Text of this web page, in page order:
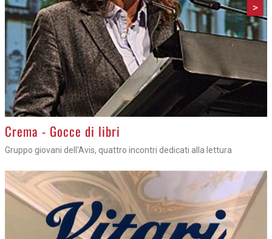
>
Crema - Gocce di libri
Gruppo giovani dell'Avis, quattro incontri dedicati alla lettura